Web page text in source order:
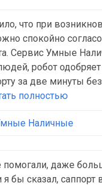
что при
спокойно
Сервис Умные
робот
за две минуты
полностью
Наличные
помогали, даже
бы сказал, саппорт